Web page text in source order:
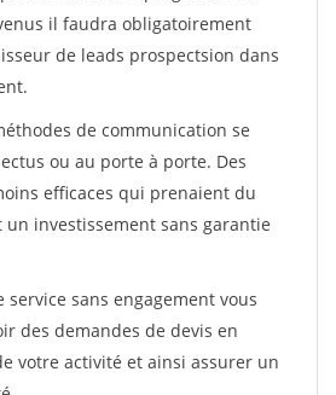
il faudra obligatoirement
de leads prospectsion dans
de communication se
ou au porte à porte. Des
efficaces qui prenaient du
investissement sans garantie
sans engagement vous
des demandes de devis en
votre activité et ainsi assurer un